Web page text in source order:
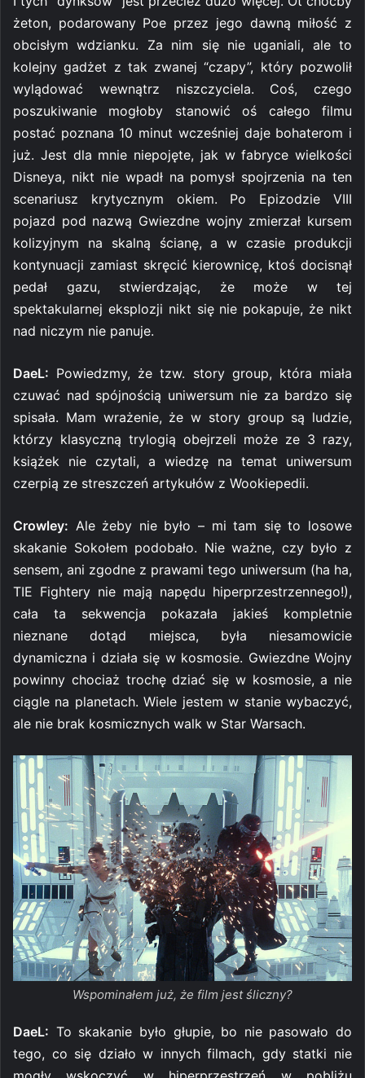
żeton, podarowany Poe przez jego dawną miłość z
obcisłym wdzianku. Za nim się nie uganiali, ale to
kolejny gadżet z tak zwanej “czapy”, który pozwolił
wylądować wewnątrz niszczyciela. Coś, czego
poszukiwanie mogłoby stanowić oś całego filmu
postać poznana 10 minut wcześniej daje bohaterom i
już. Jest dla mnie niepojęte, jak w fabryce wielkości
Disneya, nikt nie wpadł na pomysł spojrzenia na ten
scenariusz krytycznym okiem. Po Epizodzie VIII
pojazd pod nazwą Gwiezdne wojny zmierzał kursem
kolizyjnym na skalną ścianę, a w czasie produkcji
kontynuacji zamiast skręcić kierownicę, ktoś docisnął
pedał gazu, stwierdzając, że może w tej
spektakularnej eksplozji nikt się nie pokapuje, że nikt
nad niczym nie panuje.
DaeL: Powiedzmy, że tzw. story group, która miała
czuwać nad spójnością uniwersum nie za bardzo się
spisała. Mam wrażenie, że w story group są ludzie,
którzy klasyczną trylogią obejrzeli może ze 3 razy,
książek nie czytali, a wiedzę na temat uniwersum
czerpią ze streszczeń artykułów z Wookiepedii.
Crowley: Ale żeby nie było – mi tam się to losowe
skakanie Sokołem podobało. Nie ważne, czy było z
sensem, ani zgodne z prawami tego uniwersum (ha ha,
TIE Fightery nie mają napędu hiperprzestrzennego!),
cała ta sekwencja pokazała jakieś kompletnie
nieznane dotąd miejsca, była niesamowicie
dynamiczna i działa się w kosmosie. Gwiezdne Wojny
powinny chociaż trochę dziać się w kosmosie, a nie
ciągle na planetach. Wiele jestem w stanie wybaczyć,
ale nie brak kosmicznych walk w Star Warsach.
Wspominałem już, że film jest śliczny?
DaeL: To skakanie było głupie, bo nie pasowało do
tego, co się działo w innych filmach, gdy statki nie